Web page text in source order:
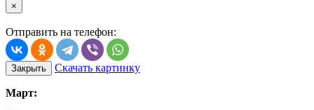
×
Отправить на телефон:
Закрыть Скачать картинку
Март: